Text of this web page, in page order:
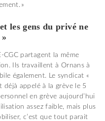
»
les gens du privé ne
CGC partagent la même
Ils travaillent à Ornans à
également. Le syndicat «
déjà appelé à la grève le 5
en grève aujourd’hui
assez faible, mais plus
c’est que tout parait